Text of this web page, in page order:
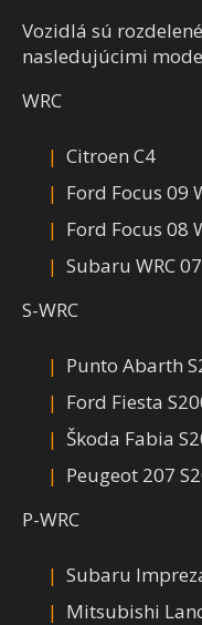
Vozidlá sú
nasledujúcimi
WRC
Citroen C4
Ford Focus 09
Ford Focus 08
Subaru WRC 07
S-WRC
Punto Abarth
Ford Fiesta
Škoda Fabia
Peugeot 207
P-WRC
Subaru
Mitsubishi